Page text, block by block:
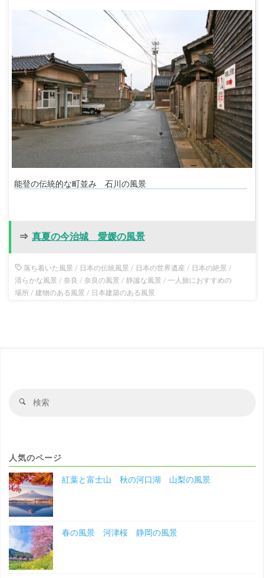
能登の伝統的な町並み 石川の風景
⇒ 真夏の今治城 愛媛の風景
落ち着いた風景 / 日本の伝統風景 / 日本の世界遺産 / 日本の絶景 /
清らかな風景 / 奈良 / 奈良の風景 / 静謐な風景 / 一人旅におすすめの
場所/ 建物のある風景 / 日本建築のある風景
検
人気のページ
紅葉と富士山 秋の河口湖 山梨の風景
春の風景 河津桜 静岡の風景